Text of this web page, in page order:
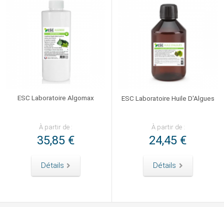
ESC Laboratoire Algomax
À partir de :
35,85 €
Détails
ESC Laboratoire Huile D'Algues
À partir de :
24,45 €
Détails